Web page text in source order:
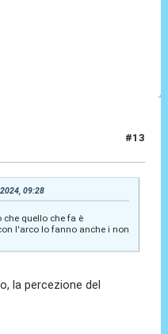
#13
09:28
quello che fa è
l'arco lo fanno anche i non
la percezione del